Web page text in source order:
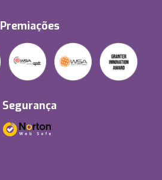
Premiações
Segurança